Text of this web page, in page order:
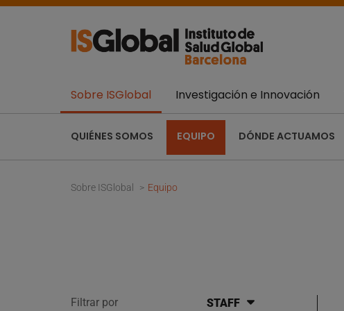
Sobre ISGlobal
QUIÉNES SOMOS EQUIPO DÓNDE ACTUAMOS
Investigación e Innovación
Sobre ISGlobal Equipo
Filtrar por STAFF